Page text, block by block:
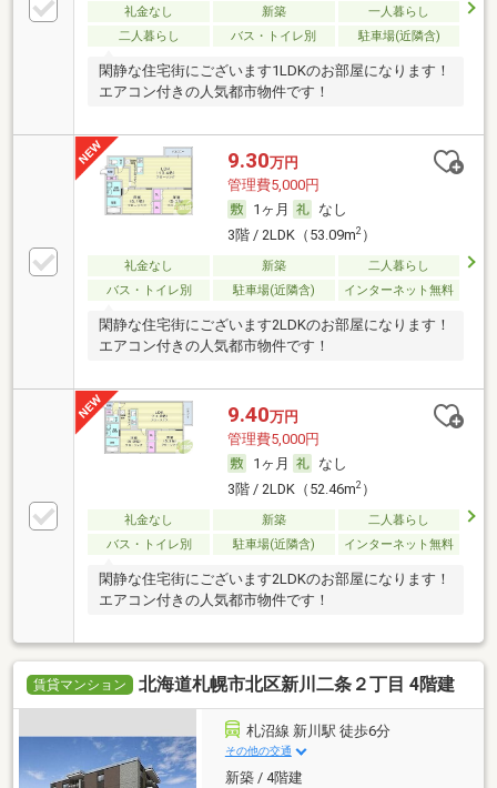
礼金なし 新築
一人暮らし
二人暮らし
バス・トイレ別 駐車場(近隣含)
閑静な住宅街にございます1LDKのお部屋になります！
エアコン付きの人気都市物件です！
9.30万円
管理費5,000円
1ヶ月
なし
3階 / 2LDK（53.09m2）
礼金なし 新築
二人暮らし
バス・トイレ別
駐車場(近隣含) インターネット無料
閑静な住宅街にございます2LDKのお部屋になります！
エアコン付きの人気都市物件です！
9.40万円
管理費5,000円
1ヶ月
なし
3階 / 2LDK（52.46m2）
礼金なし 新築
二人暮らし
バス・トイレ別
駐車場(近隣含) インターネット無料
閑静な住宅街にございます2LDKのお部屋になります！
エアコン付きの人気都市物件です！
賃貸マンション 北海道札幌市北区新川二条２丁目 4階建
札沼線 新川駅 徒歩6分
その他の交通
新築 / 4階建